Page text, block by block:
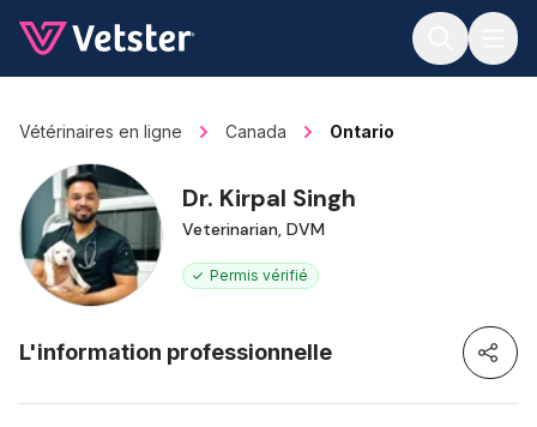
Vétérinaires en ligne Canada Ontario
Dr. Kirpal Singh
Veterinarian, DVM
Permis vérifié
L'information professionnelle